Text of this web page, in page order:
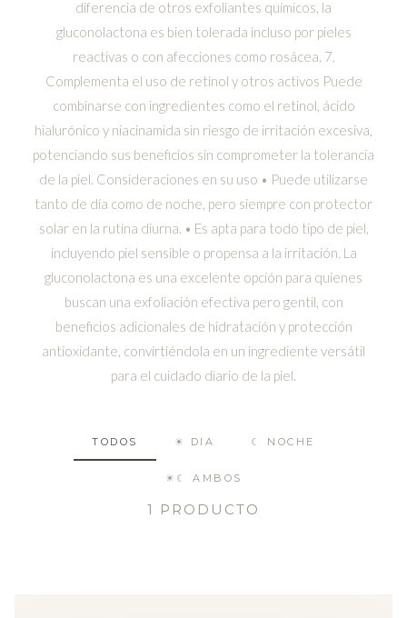
diferencia de otros exfoliantes químicos, la
gluconolactona es bien tolerada incluso por pieles
reactivas o con afecciones como rosácea. 7.
Complementa el uso de retinol y otros activos Puede
combinarse con ingredientes como el retinol, ácido
hialurónico y niacinamida sin riesgo de irritación excesiva,
potenciando sus beneficios sin comprometer la tolerancia
de la piel. Consideraciones en su uso • Puede utilizarse
tanto de día como de noche, pero siempre con protector
solar en la rutina diurna. • Es apta para todo tipo de piel,
incluyendo piel sensible o propensa a la irritación. La
gluconolactona es una excelente opción para quienes
buscan una exfoliación efectiva pero gentil, con
beneficios adicionales de hidratación y protección
antioxidante, convirtiéndola en un ingrediente versátil
para el cuidado diario de la piel.
TODOS ☀ DIA ☾ NOCHE
☀☾ AMBOS
1 PRODUCTO